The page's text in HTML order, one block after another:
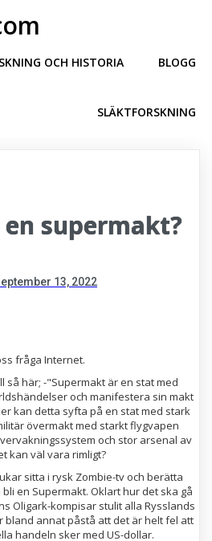
OCH HISTORIA BLOGG
SLÄKTFORSKNING
supermakt?
13, 2022
fråga Internet.
så här; -"Supermakt är en stat med
och manifestera sin makt
kan detta syfta på en stat med stark
övermakt med starkt flygvapen
och stor arsenal av
kan väl vara rimligt?
sitta i rysk Zombie-tv och berätta
en Supermakt. Oklart hur det ska gå
Oligark-kompisar stulit alla Rysslands
annat påstå att det är helt fel att
handeln sker med US-dollar.